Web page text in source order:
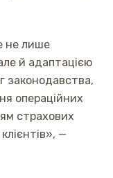
не лише
й адаптацією
законодавства,
операційних
страхових
—